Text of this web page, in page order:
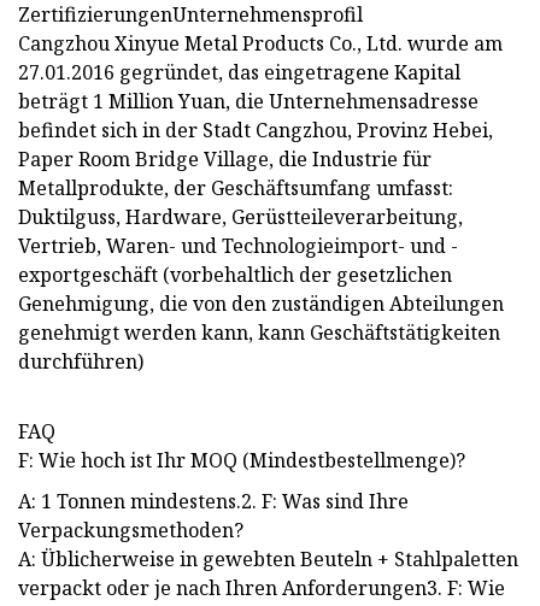
ZertifizierungenUnternehmensprofil
Cangzhou Xinyue Metal Products Co., Ltd. wurde am
27.01.2016 gegründet, das eingetragene Kapital
beträgt 1 Million Yuan, die Unternehmensadresse
befindet sich in der Stadt Cangzhou, Provinz Hebei,
Paper Room Bridge Village, die Industrie für
Metallprodukte, der Geschäftsumfang umfasst:
Duktilguss, Hardware, Gerüstteileverarbeitung,
Vertrieb, Waren- und Technologieimport- und -
exportgeschäft (vorbehaltlich der gesetzlichen
Genehmigung, die von den zuständigen Abteilungen
genehmigt werden kann, kann Geschäftstätigkeiten
durchführen)
FAQ
F: Wie hoch ist Ihr MOQ (Mindestbestellmenge)?
A: 1 Tonnen mindestens.2. F: Was sind Ihre
Verpackungsmethoden?
A: Üblicherweise in gewebten Beuteln + Stahlpaletten
verpackt oder je nach Ihren Anforderungen3. F: Wie